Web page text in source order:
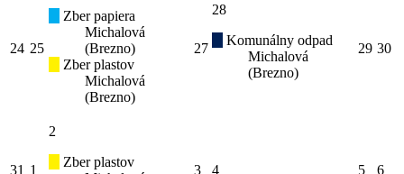
24 25
Zber papiera
Michalová
(Brezno)
Zber plastov
Michalová
(Brezno)
27
28
Komunálny odpad
Michalová
(Brezno)
29 30
31 1
2
Zber plastov
3 4 5 6